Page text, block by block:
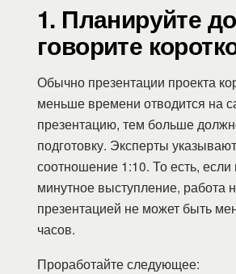
1. Планируйте
говорите
Обычно презентации проекта
меньше времени отводится на
презентацию, тем больше
подготовку. Эксперты
соотношение 1:10. То есть, если
минутное выступление, работа
презентацией не может быть
часов.
Проработайте следующее: